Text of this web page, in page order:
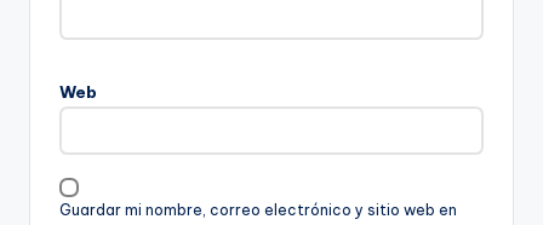
Web
Guardar mi nombre, correo electrónico y sitio web en